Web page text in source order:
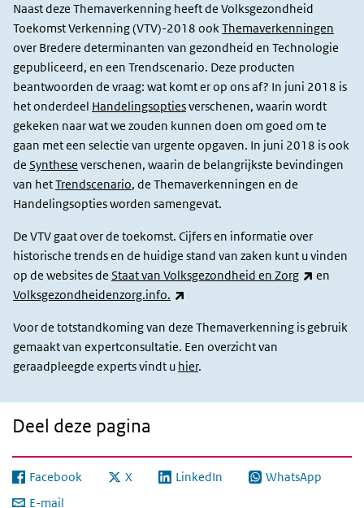
(externe link)
.
de Bruin S, Lette M, Baan C, van den Berg M.
Vroegopsporing bij (kwetsbare) ouderen; op weg naar
betere aansluiting bij wat ouderen zelf willen en
kunnen. Bilthoven: Rijksinstituut voor
Volksgezondheid en Milieu; 2014.
http://www.rivm.nl/Documenten_en_publicaties/
(externe link)
.
Tabue-Teguo M, Grasset L, Avila-Funes JA, Genuer R,
Proust-Lima C, Péres K, Féart C, Amieva H, Harmand
MG, Helmer C, Salles N, Rainfray M, Dartigues JF.
Prevalence and Co-Occurrence of Geriatric Syndromes
in People Aged 75 Years and Older in France: Results
From the Bordeaux Three-city Study. J Gerontol A Biol
Sci Med Sci. 2017 May 24;00(00):1-8. DOI:
Olde Rikkert MG, Rigaud AS, van Hoeyweghen RJ, de
Graaf J. Geriatric syndromes: medical misnomer or
progress in geriatrics? The Netherlands journal of
https://www.ncbi.nlm.nih.gov/pubmed/12765229
.
Inouye SK, Studenski S, Tinetti ME, Kuchel GA. Geriatric
Geriatrics Society. 2007;55(5):780-91. DOI:
https://doi.org/
Naast deze Themaverkenning heeft de Volksgezondheid
Toekomst Verkenning (VTV)-2018 ookThemaverkenningen
over Bredere determinanten van gezondheid en Technologie
gepubliceerd, en een Trendscenario. Deze producten
beantwoorden de vraag: wat komt er op ons af? In juni 2018 is
het onderdeel Handelingsoptiesverschenen, waarin wordt
gekeken naar wat we zouden kunnen doen om goed om te
gaan met een selectie van urgente opgaven. In juni 2018 is ook
de Synthese verschenen, waarin de belangrijkste bevindingen
van hetTrendscenario, de Themaverkenningen en de
Handelingsopties worden samengevat.
De VTV gaat over de toekomst. Cijfers en informatie over
historische trends en de huidige stand van zaken kunt u vinden
op de websites de Staat van Volksgezondheid en Zorg (externe
en
Volksgezondheidenzorg.info.
Voor de totstandkoming van deze Themaverkenning is gebruik
gemaakt van expertconsultatie. Een overzicht van
geraadpleegde experts vindt u hier.
Deel deze pagina
Facebook X LinkedIn
WhatsApp
E-mail